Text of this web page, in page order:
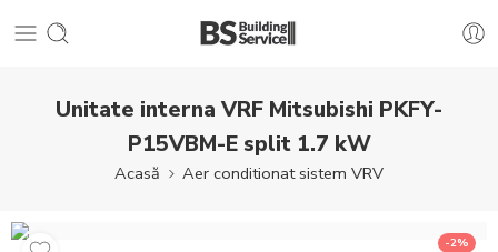
Unitate interna VRF Mitsubishi PKFY-
P15VBM-E split 1.7 kW
Acasă Aer conditionat sistem VRV
-2%